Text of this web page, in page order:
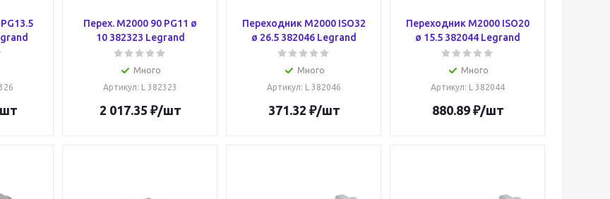
Перех. M2000 90 PG11 ø
10 382323 Legrand
Много
Артикул: L 382323
2 017.35 ₽/шт
Переходник M2000 ISO32
ø 26.5 382046 Legrand
Много
Артикул: L 382046
371.32 ₽/шт
Переходник M2000 ISO20
ø 15.5 382044 Legrand
Много
Артикул: L 382044
880.89₽/шт